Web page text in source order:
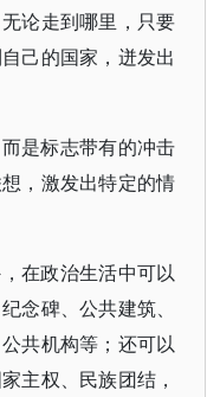
论走到哪里，只要
己的国家，迸发出
是标志带有的冲击
，激发出特定的情
在政治生活中可以
念碑、公共建筑、
共机构等；还可以
主权、民族团结，